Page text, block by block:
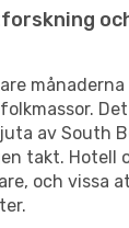
av South
takt. Hotell
och vissa